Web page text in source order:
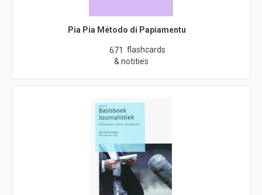
Pia Pia Método di Papiamentu
671 flashcards
& notities